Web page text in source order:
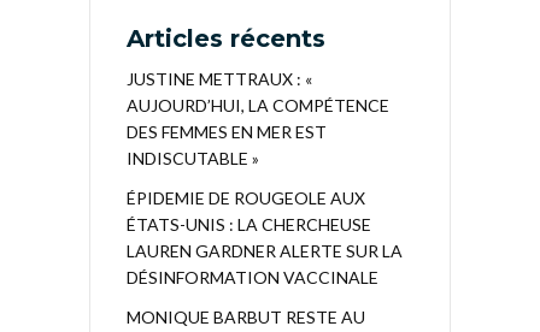
Articles récents
JUSTINE METTRAUX : «
AUJOURD’HUI, LA COMPÉTENCE
DES FEMMES EN MER EST
INDISCUTABLE »
ÉPIDEMIE DE ROUGEOLE AUX
ÉTATS-UNIS : LA CHERCHEUSE
LAUREN GARDNER ALERTE SUR LA
DÉSINFORMATION VACCINALE
MONIQUE BARBUT RESTE AU